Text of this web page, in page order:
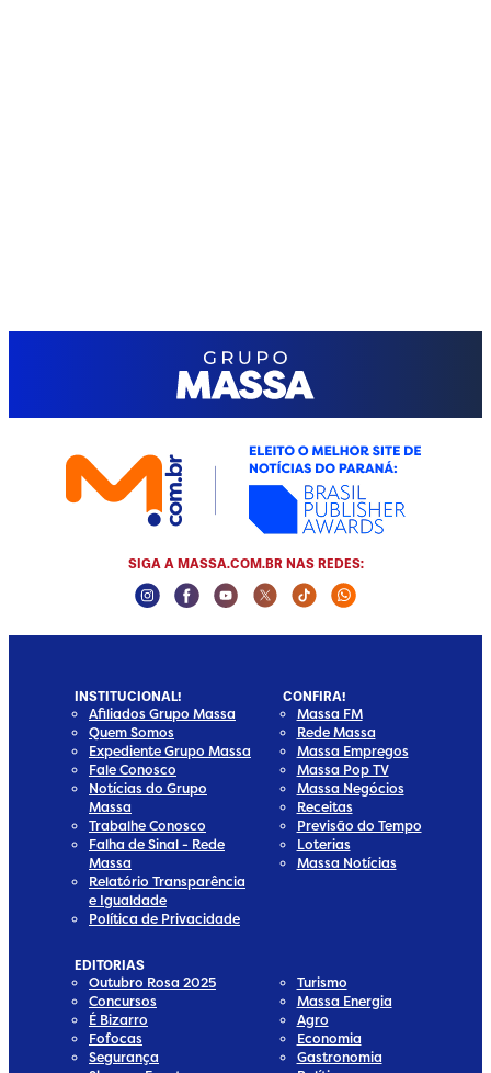
SIGA A MASSA.COM.BR NAS REDES:
Instagram Social Media
Facebook Social Media
Youtube Social Media
Twitter Social Media
Tiktok Social Media
Whatsapp
INSTITUCIONAL!
Afiliados Grupo Massa
Quem Somos
Expediente Grupo Massa
Fale Conosco
Notícias do Grupo
Massa
Trabalhe Conosco
Falha de Sinal - Rede
Massa
Relatório Transparência
e Igualdade
Política de Privacidade
CONFIRA!
Massa FM
Rede Massa
Massa Empregos
Massa Pop TV
Massa Negócios
Receitas
Previsão do Tempo
Loterias
Massa Notícias
EDITORIAS
Outubro Rosa 2025
Concursos
É Bizarro
Fofocas
Segurança
Turismo
Massa Energia
Agro
Economia
Gastronomia